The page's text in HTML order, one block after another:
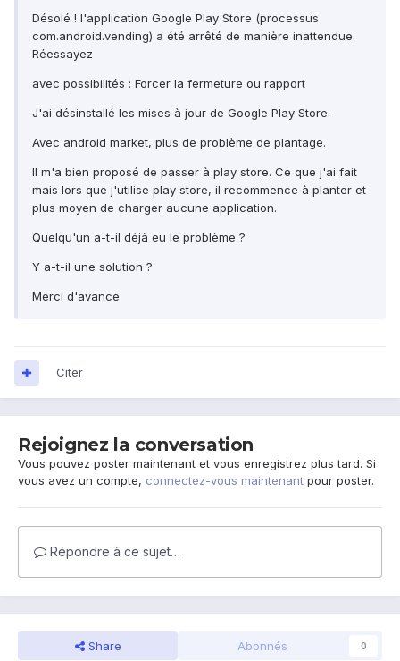
Désolé ! l'application Google Play Store (processus
com.android.vending) a été arrêté de manière inattendue.
Réessayez
avec possibilités : Forcer la fermeture ou rapport
J'ai désinstallé les mises à jour de Google Play Store.
Avec android market, plus de problème de plantage.
Il m'a bien proposé de passer à play store. Ce que j'ai fait
mais lors que j'utilise play store, il recommence à planter et
plus moyen de charger aucune application.
Quelqu'un a-t-il déjà eu le problème ?
Y a-t-il une solution ?
Merci d'avance
Citer
Rejoignez la conversation
Vous pouvez poster maintenant et vous enregistrez plus tard. Si
vous avez un compte, connectez-vous maintenant pour poster.
Répondre à ce sujet…
Share Abonnés 0